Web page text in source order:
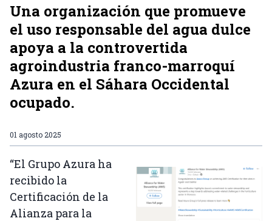
Una organización que promueve
el uso responsable del agua dulce
apoya a la controvertida
agroindustria franco-marroquí
Azura en el Sáhara Occidental
ocupado.
01 agosto 2025
“El Grupo Azura ha
recibido la
Certificación de la
Alianza para la